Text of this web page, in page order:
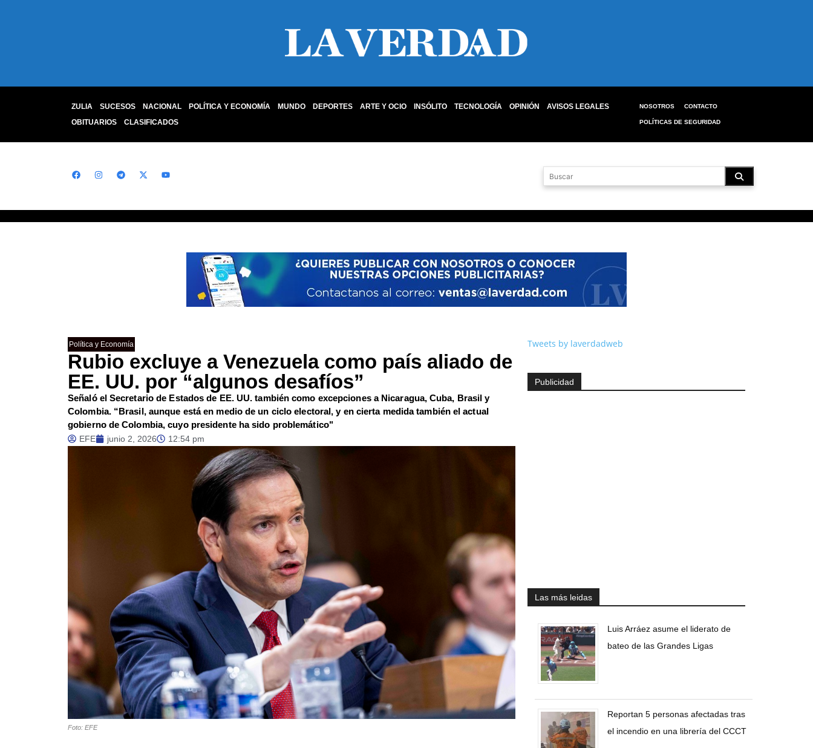
ZULIA SUCESOS NACIONAL POLÍTICA Y ECONOMÍA MUNDO DEPORTES ARTE Y OCIO INSÓLITO TECNOLOGÍA OPINIÓN
AVISOS LEGALES
OBITUARIOS
CLASIFICADOS
NOSOTROS CONTACTO
POLÍTICAS DE SEGURIDAD
Política y Economía
Rubio excluye a Venezuela como país aliado de
EE. UU. por “algunos desafíos”
Señaló el Secretario de Estados de EE. UU. también como excepciones a Nicaragua, Cuba, Brasil y
Colombia. “Brasil, aunque está en medio de un ciclo electoral, y en cierta medida también el actual
gobierno de Colombia, cuyo presidente ha sido problemático"
EFE junio 2, 2026 12:54 pm
Foto: EFE
Tweets by laverdadweb
Publicidad
Las más leidas
Luis Arráez asume el liderato de
bateo de las Grandes Ligas
Reportan 5 personas afectadas tras
el incendio en una librería del CCCT